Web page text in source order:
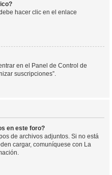
hacer clic en el enlace
en el Panel de Control de
suscripciones”.
en este foro?
de archivos adjuntos. Si no está
cargar, comuníquese con La